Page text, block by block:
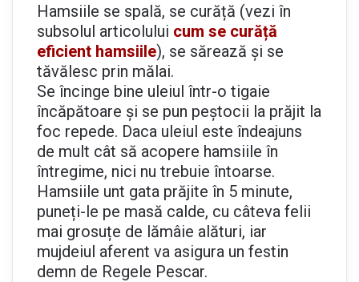
Hamsiile se spală, se curăță (vezi în
subsolul articolului cum se curăță
eficient hamsiile), se sărează și se
tăvălesc prin mălai.
Se încinge bine uleiul într-o tigaie
încăpătoare și se pun peștocii la prăjit la
foc repede. Daca uleiul este îndeajuns
de mult cât să acopere hamsiile în
întregime, nici nu trebuie întoarse.
Hamsiile unt gata prăjite în 5 minute,
puneți-le pe masă calde, cu câteva felii
mai grosuțe de lămâie alături, iar
mujdeiul aferent va asigura un festin
demn de Regele Pescar.